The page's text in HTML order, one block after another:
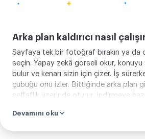
görsel seçin ve arka planın
izin verin. Sonra kesmeyi
sıkıştırabilir ya da
Arka plan kaldırıcı nasıl
Sayfaya tek bir fotoğraf bırakın ya da
seçin. Yapay zekâ görseli okur, konuyu
bulur ve kenarı sizin için çizer. İş
çubuğu onu izler. Bittiğinde arka plan
şeffaflık üzerinde oturur, indirmeye
fotoğraf eklersiniz ve kesme geri gelir.
Devamını oku